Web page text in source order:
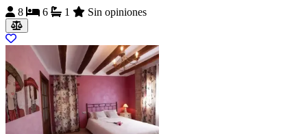
8
6 1 Sin opiniones